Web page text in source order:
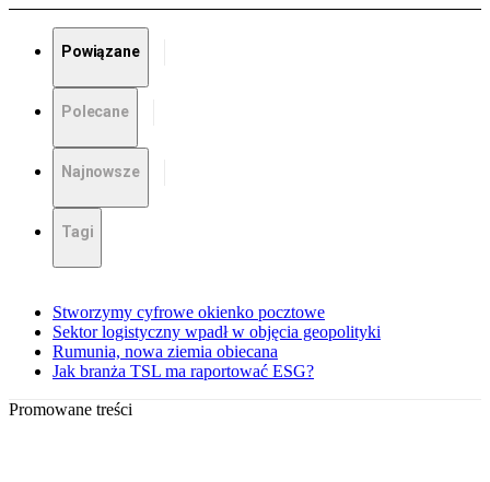
Powiązane
Polecane
Najnowsze
Tagi
Stworzymy cyfrowe okienko pocztowe
Sektor logistyczny wpadł w objęcia geopolityki
Rumunia, nowa ziemia obiecana
Jak branża TSL ma raportować ESG?
Promowane treści